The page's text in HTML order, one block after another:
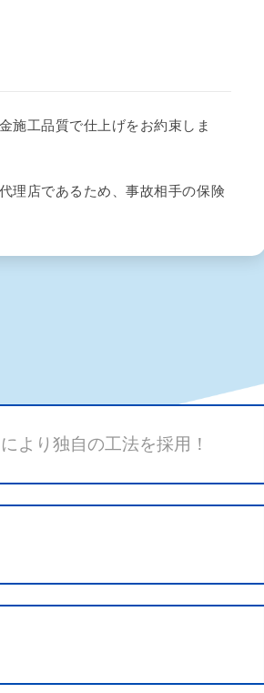
施工品質で仕上げをお約束しま
理店であるため、事故相手の保険
より独自の工法を採用！